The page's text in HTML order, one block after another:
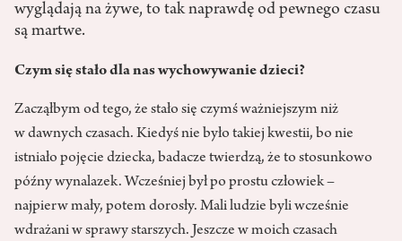
wyglądają na żywe, to tak naprawdę od pewnego czasu
są martwe.
Czym się stało dla nas wychowywanie dzieci?
Zacząłbym od tego, że stało się czymś ważniejszym niż
w dawnych czasach. Kiedyś nie było takiej kwestii, bo nie
istniało pojęcie dziecka, badacze twierdzą, że to stosunkowo
późny wynalazek. Wcześniej był po prostu człowiek –
najpierw mały, potem dorosły. Mali ludzie byli wcześnie
wdrażani w sprawy starszych. Jeszcze w moich czasach